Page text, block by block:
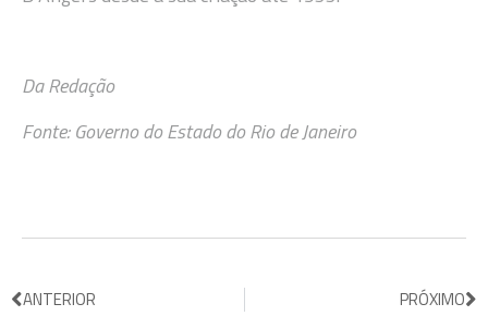
Da Redação
Fonte: Governo do Estado do Rio de Janeiro
ANTERIOR PRÓXIMO